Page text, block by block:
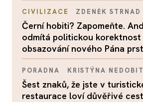
CIVILIZACE ZDENĚK STRNAD
Černí hobiti? Zapomeňte.
odmítá politickou korektnost
obsazování nového Pána
PORADNA KRISTÝNA
Šest znaků, že jste v
restaurace loví důvěřivé